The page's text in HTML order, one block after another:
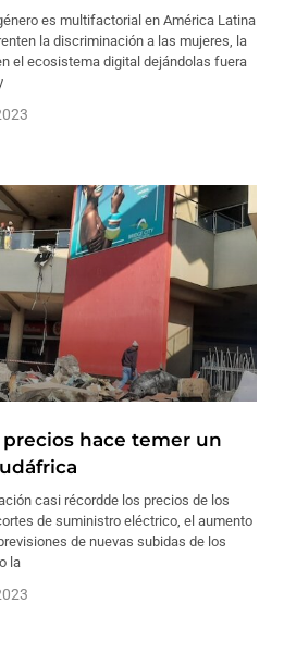
es multifactorial en América Latina
la discriminación a las mujeres, la
el ecosistema digital dejándolas fuera
hace temer un
casi récordde los precios de los
de suministro eléctrico, el aumento
de nuevas subidas de los
la